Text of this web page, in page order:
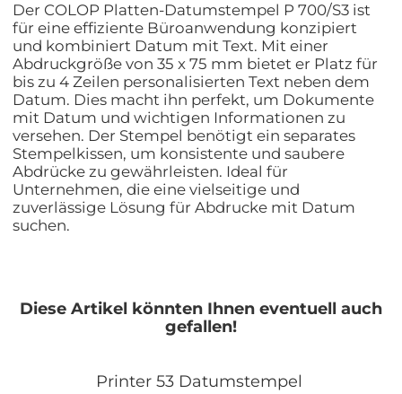
Der COLOP Platten-Datumstempel P 700/S3 ist
für eine effiziente Büroanwendung konzipiert
und kombiniert Datum mit Text. Mit einer
Abdruckgröße von 35 x 75 mm bietet er Platz für
bis zu 4 Zeilen personalisierten Text neben dem
Datum. Dies macht ihn perfekt, um Dokumente
mit Datum und wichtigen Informationen zu
versehen. Der Stempel benötigt ein separates
Stempelkissen, um konsistente und saubere
Abdrücke zu gewährleisten. Ideal für
Unternehmen, die eine vielseitige und
zuverlässige Lösung für Abdrucke mit Datum
suchen.
Diese Artikel könnten Ihnen eventuell auch
gefallen!
Printer 53 Datumstempel